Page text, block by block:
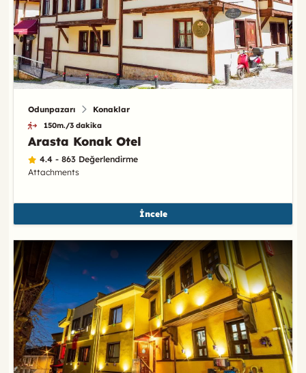
Odunpazarı Konaklar
150m./3 dakika
Arasta Konak Otel
4.4 - 863 Değerlendirme
Attachments
İncele